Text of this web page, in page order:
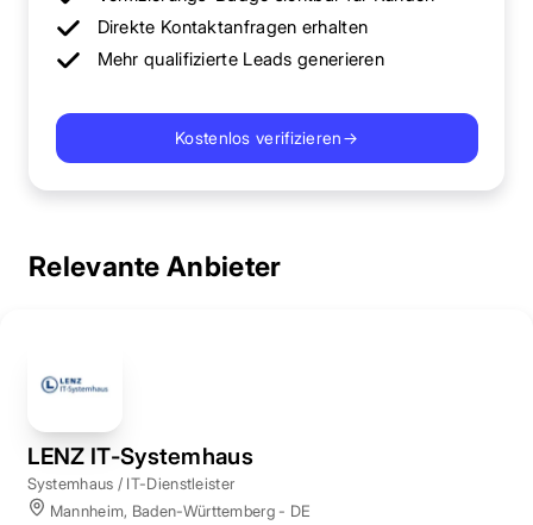
Direkte Kontaktanfragen erhalten
Mehr qualifizierte Leads generieren
Kostenlos verifizieren→
Relevante Anbieter
LENZ IT-Systemhaus
Systemhaus / IT-Dienstleister
Mannheim, Baden-Württemberg - DE